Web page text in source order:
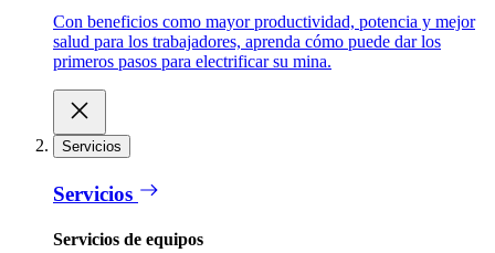
Con beneficios como mayor productividad, potencia y mejor
salud para los trabajadores, aprenda cómo puede dar los
primeros pasos para electrificar su mina.
Servicios
Servicios
Servicios de equipos